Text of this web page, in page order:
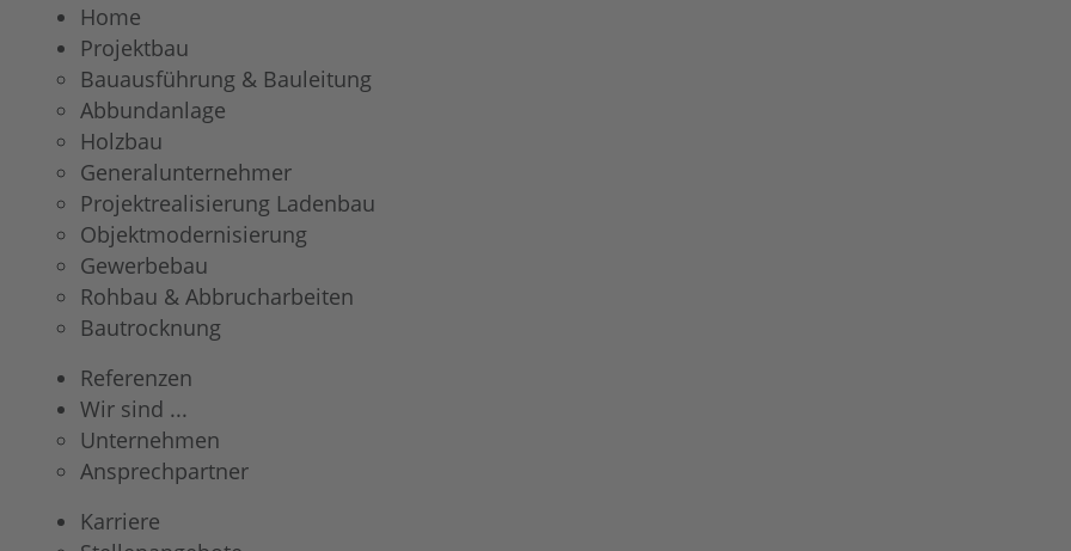
Home
Projektbau
Bauausführung & Bauleitung
Abbundanlage
Holzbau
Generalunternehmer
Projektrealisierung Ladenbau
Objektmodernisierung
Gewerbebau
Rohbau & Abbrucharbeiten
Bautrocknung
Referenzen
Wir sind ...
Unternehmen
Ansprechpartner
Karriere